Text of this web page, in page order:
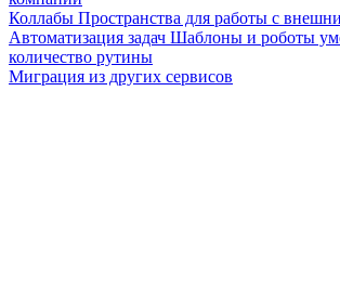
Коллабы Пространства для работы с
Автоматизация задач Шаблоны и роботы
количество рутины
Миграция из других сервисов